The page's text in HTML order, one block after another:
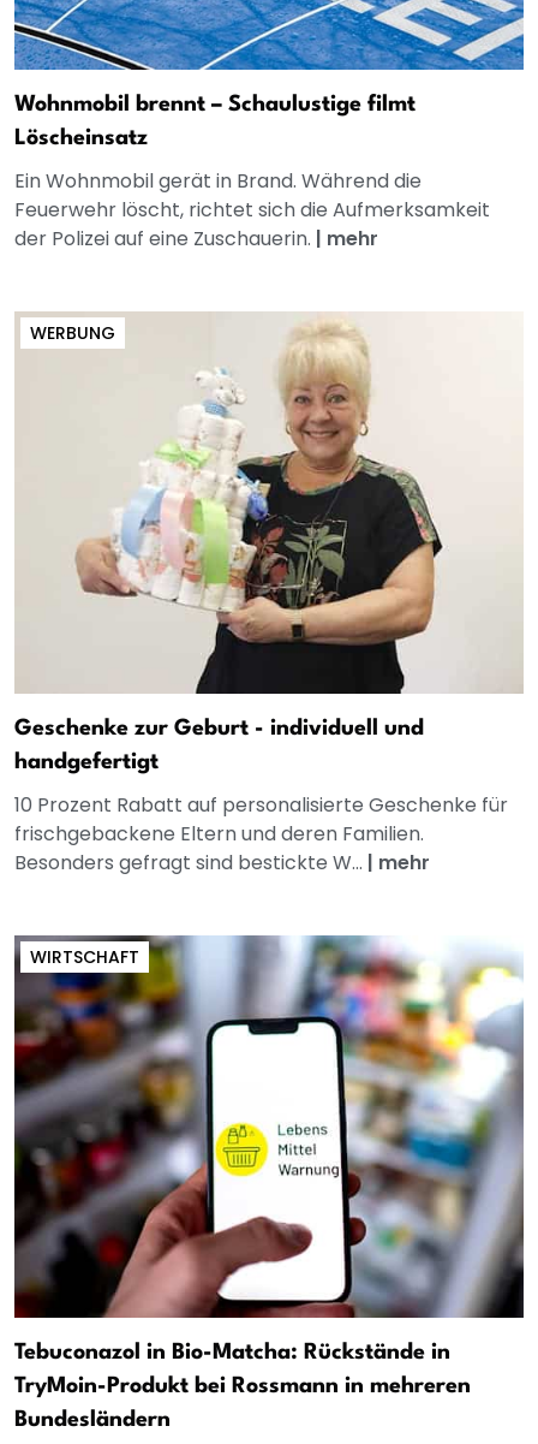
Wohnmobil brennt – Schaulustige filmt
Löscheinsatz
Ein Wohnmobil gerät in Brand. Während die
Feuerwehr löscht, richtet sich die Aufmerksamkeit
der Polizei auf eine Zuschauerin. | mehr
WERBUNG
Geschenke zur Geburt - individuell und
handgefertigt
10 Prozent Rabatt auf personalisierte Geschenke für
frischgebackene Eltern und deren Familien.
Besonders gefragt sind bestickte W... | mehr
WIRTSCHAFT
Tebuconazol in Bio-Matcha: Rückstände in
TryMoin-Produkt bei Rossmann in mehreren
Bundesländern